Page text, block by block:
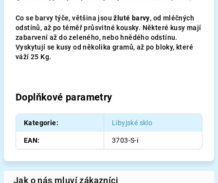
Co se barvy týče, většina jsou žluté barvy, od mléčných
odstínů, až po téměř průsvitné kousky. Některé kusy mají
zabarvení až do zeleného, nebo hnědého odstínu.
Vyskytují se kusy od několika gramů, až po bloky, které
váží 25 Kg.
Doplňkové parametry
Kategorie: Libyjské sklo
EAN: 3703-S-i